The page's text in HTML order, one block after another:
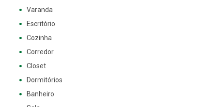
Varanda
Escritório
Cozinha
Corredor
Closet
Dormitórios
Banheiro